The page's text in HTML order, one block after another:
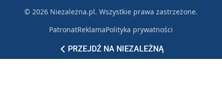
PRZEJDŹ NA NIEZALEŻNĄ
© 2026 Niezależna.pl. Wszystkie prawa zastrzeżone.
PatronatReklamaPolityka prywatności